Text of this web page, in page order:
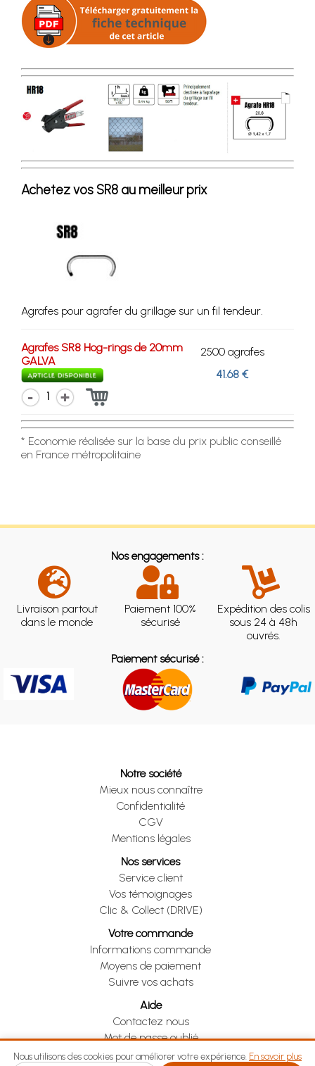
Achetez vos SR8 au meilleur prix
Agrafes pour agrafer du grillage sur un fil tendeur.
Agrafes SR8 Hog-rings de 20mm
GALVA
2500 agrafes
41.68 €
1
* Economie réalisée sur la base du prix public conseillé
en France métropolitaine
Nos engagements :
Livraison partout
dans le monde
Paiement 100%
sécurisé
Expédition des colis
sous 24 à 48h
ouvrés.
Paiement sécurisé :
Notre société
Mieux nous connaître
Confidentialité
CGV
Mentions légales
Nos services
Service client
Vos témoignages
Clic & Collect (DRIVE)
Votre commande
Informations commande
Moyens de paiement
Suivre vos achats
Aide
Contactez nous
Mot de passe oublié
Je me rétracte
Nous utilisons des cookies pour améliorer votre expérience. En savoir plus